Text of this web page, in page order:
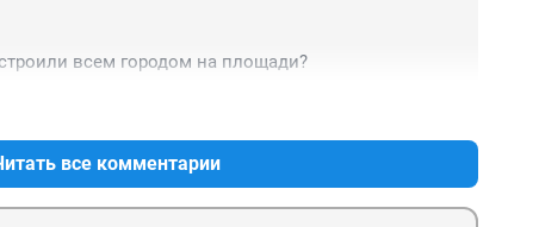
всем городом на площади?
все комментарии